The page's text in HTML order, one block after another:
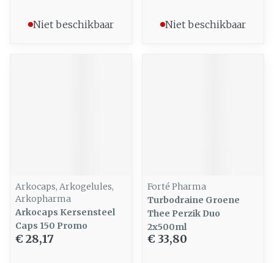
Niet beschikbaar Niet beschikbaar
Arkocaps, Arkogelules,
Arkopharma
Arkocaps Kersensteel
Caps 150 Promo
€ 28,17
Forté Pharma
Turbodraine Groene
Thee Perzik Duo
2x500ml
€ 33,80